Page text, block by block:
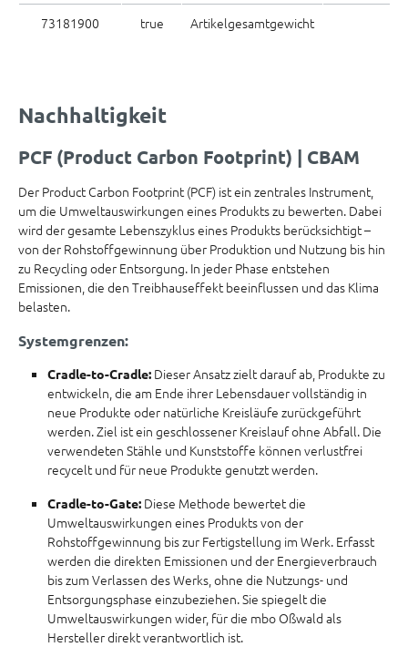
73181900 true Artikelgesamtgewicht
Nachhaltigkeit
PCF (Product Carbon Footprint) | CBAM
Der Product Carbon Footprint (PCF) ist ein zentrales Instrument,
um die Umweltauswirkungen eines Produkts zu bewerten. Dabei
wird der gesamte Lebenszyklus eines Produkts berücksichtigt –
von der Rohstoffgewinnung über Produktion und Nutzung bis hin
zu Recycling oder Entsorgung. In jeder Phase entstehen
Emissionen, die den Treibhauseffekt beeinflussen und das Klima
belasten.
Systemgrenzen:
Cradle-to-Cradle: Dieser Ansatz zielt darauf ab, Produkte zu
entwickeln, die am Ende ihrer Lebensdauer vollständig in
neue Produkte oder natürliche Kreisläufe zurückgeführt
werden. Ziel ist ein geschlossener Kreislauf ohne Abfall. Die
verwendeten Stähle und Kunststoffe können verlustfrei
recycelt und für neue Produkte genutzt werden.
Cradle-to-Gate: Diese Methode bewertet die
Umweltauswirkungen eines Produkts von der
Rohstoffgewinnung bis zur Fertigstellung im Werk. Erfasst
werden die direkten Emissionen und der Energieverbrauch
bis zum Verlassen des Werks, ohne die Nutzungs- und
Entsorgungsphase einzubeziehen. Sie spiegelt die
Umweltauswirkungen wider, für die mbo Oßwald als
Hersteller direkt verantwortlich ist.